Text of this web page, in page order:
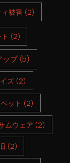
被害 (2)
(2)
ップ(5)
ズ (2)
ット (2)
ムウェア (2)
(2)